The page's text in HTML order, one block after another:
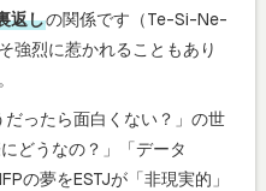
返しの関係です（Te-Si-Ne-
強烈に惹かれることもあり
ったら面白くない？」の世
どうなの？」「データ
の夢をESTJが「非現実的」